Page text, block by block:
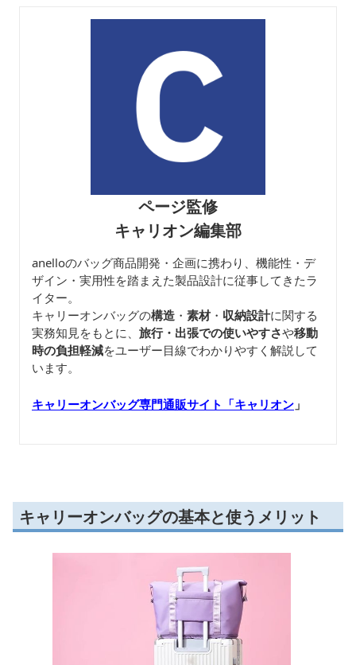
ページ監修
キャリオン編集部
anelloのバッグ商品開発・企画に携わり、機能性・デ
ザイン・実用性を踏まえた製品設計に従事してきたラ
イター。
キャリーオンバッグの構造 ・ 素材・ 収納設計に関する
実務知見をもとに、 旅行・出張での使いやすさや移動
時の負担軽減をユーザー目線でわかりやすく解説して
います。
キャリーオンバッグ専門通販サイト「キャリオン 」
キャリーオンバッグの基本と使うメリット